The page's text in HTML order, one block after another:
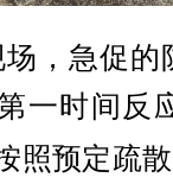
，急促的
一时间反
照预定疏